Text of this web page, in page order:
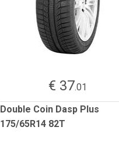
€ 37.01
Double Coin Dasp Plus
175/65R14 82T